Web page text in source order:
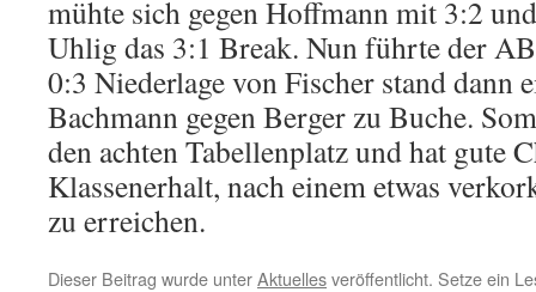
mühte sich gegen Hoffmann mit 3:2
Uhlig das 3:1 Break. Nun führte der
0:3 Niederlage von Fischer stand dann
Bachmann gegen Berger zu Buche.
den achten Tabellenplatz und hat gute
Klassenerhalt, nach einem etwas
zu erreichen.
Dieser Beitrag wurde unterAktuellesveröffentlicht. Setze ein